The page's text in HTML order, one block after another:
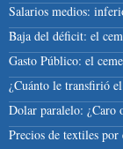
Salarios medios:
Baja del déficit: el
Gasto Público: el
¿Cuánto le transfirió
Dolar paralelo: ¿Caro
Precios de textiles por